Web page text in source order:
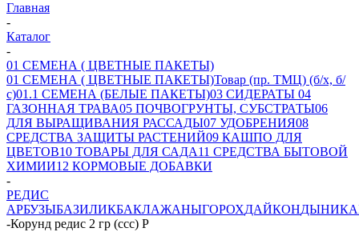
Главная
-
Каталог
-
01 СЕМЕНА ( ЦВЕТНЫЕ ПАКЕТЫ)
01 СЕМЕНА ( ЦВЕТНЫЕ ПАКЕТЫ)Товар (пр. ТМЦ) (б/х, б/
с)01.1 СЕМЕНА (БЕЛЫЕ ПАКЕТЫ)03 СИДЕРАТЫ 04
ГАЗОННАЯ ТРАВА05 ПОЧВОГРУНТЫ, СУБСТРАТЫ06
ДЛЯ ВЫРАЩИВАНИЯ РАССАДЫ07 УДОБРЕНИЯ08
СРЕДСТВА ЗАЩИТЫ РАСТЕНИЙ09 КАШПО ДЛЯ
ЦВЕТОВ10 ТОВАРЫ ДЛЯ САДА11 СРЕДСТВА БЫТОВОЙ
ХИМИИ12 КОРМОВЫЕ ДОБАВКИ
-
РЕДИС
АРБУЗЫБАЗИЛИКБАКЛАЖАНЫГОРОХДАЙКОНДЫНИ
-Корунд редис 2 гр (ссс) Р